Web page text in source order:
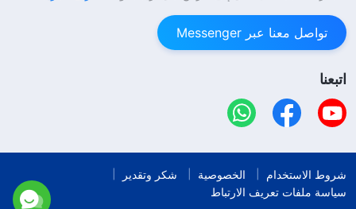
تواصل معنا عبر Messenger
اتبعنا
شروط الاستخدام الخصوصية
شكر وتقدير
سياسة ملفات تعريف الارتباط